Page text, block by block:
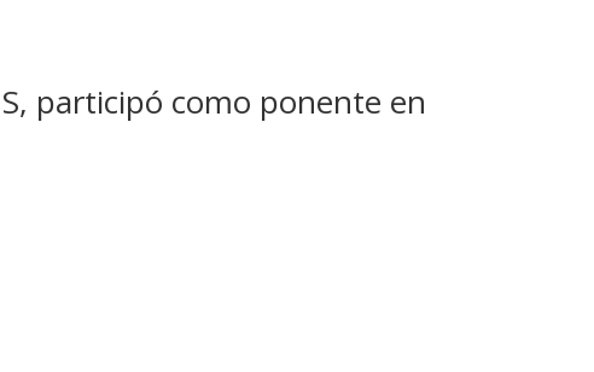
participó como ponente en